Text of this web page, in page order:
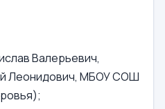
Валерьевич,
Леонидович, МБОУ СОШ